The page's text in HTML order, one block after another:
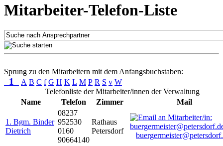
Mitarbeiter-Telefon-Liste
Sprung zu den Mitarbeitern mit dem Anfangsbuchstaben:
1 A B C f G H K L M P R S v W
Telefonliste der Mitarbeiter/innen der Verwaltung
Name
Telefon Zimmer Mail
1. Bgm. Binder
Dietrich
08237
952530
0160
90664140
Rathaus
Petersdorf